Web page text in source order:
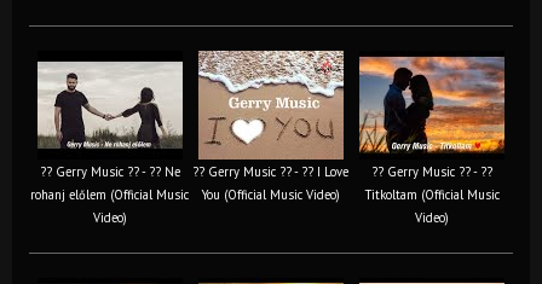
?? Gerry Music ?? - ?? Ne
rohanj előlem (Official Music
Video)
?? Gerry Music ?? - ?? I Love
You (Official Music Video)
?? Gerry Music ?? - ??
Titkoltam (Official Music
Video)